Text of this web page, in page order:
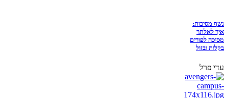
נשף מסיכות:
איך לאלתר
מסיכה לפורים
בקלות ובזול
עדי פרל